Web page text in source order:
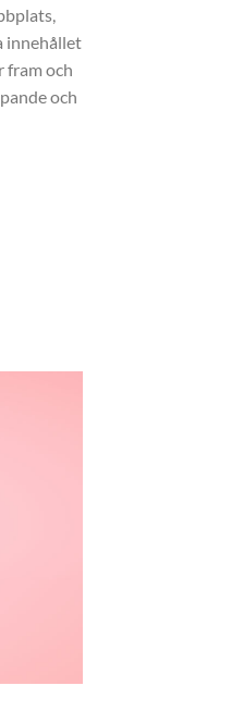
innehållet
fram och
och